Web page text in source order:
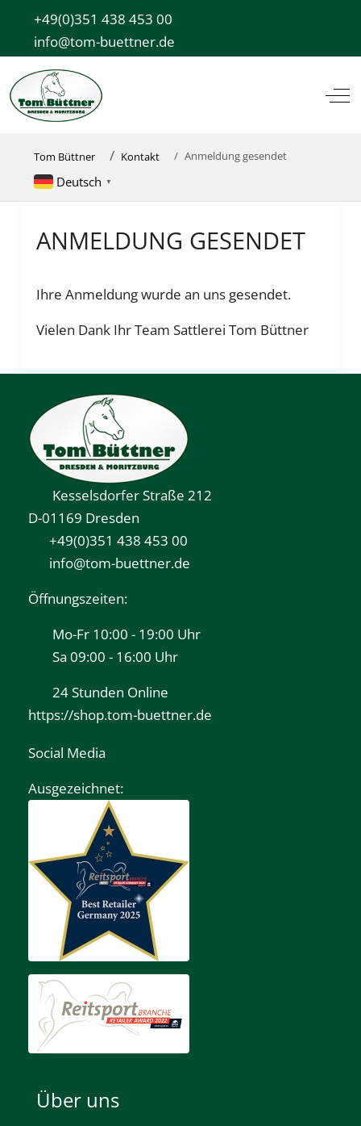
+49(0)351 438 453 00
info@tom-buettner.de
Tom Büttner Kontakt Anmeldung gesendet
Deutsch ▼
ANMELDUNG GESENDET
Ihre Anmeldung wurde an uns gesendet.
Vielen Dank Ihr Team Sattlerei Tom Büttner
Kesselsdorfer Straße 212
D-01169 Dresden
+49(0)351 438 453 00
info@tom-buettner.de
Öffnungszeiten:
Mo-Fr 10:00 - 19:00 Uhr
Sa 09:00 - 16:00 Uhr
24 Stunden Online
https://shop.tom-buettner.de
Social Media
Ausgezeichnet:
Über uns